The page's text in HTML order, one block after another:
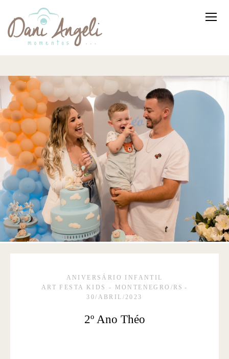
ANIVERSÁRIO INFANTIL
ART FESTA KIDS - MONTENEGRO/RS
30/ABRIL/2023
2º Ano Théo